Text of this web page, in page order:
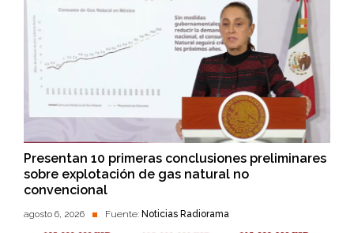
Presentan 10 primeras conclusiones preliminares
sobre explotación de gas natural no
convencional
agosto 6, 2026 Fuente: Noticias Radiorama